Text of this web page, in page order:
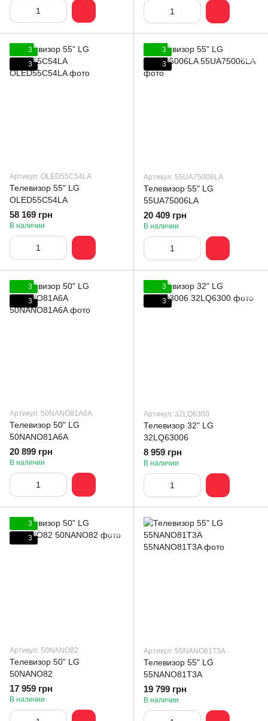
3
3
Артикул: OLED55C54LA
Телевизор 55" LG
OLED55C54LA
58 169 грн
В наличии
3
3
Артикул: 55UA75006LA
Телевизор 55" LG
55UA75006LA
20 409 грн
В наличии
3
3
Артикул: 50NANO81A6A
Телевизор 50" LG
50NANO81A6A
20 899 грн
В наличии
3
3
Артикул: 32LQ6300
Телевизор 32" LG
32LQ63006
8 959 грн
В наличии
3
3
Артикул: 50NANO82
Телевизор 50" LG
50NANO82
17 959 грн
В наличии
Артикул: 55NANO81T3A
Телевизор 55" LG
55NANO81T3A
19 799 грн
В наличии